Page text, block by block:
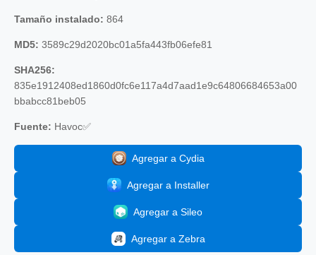
Tamaño instalado: 864
MD5: 3589c29d2020bc01a5fa443fb06efe81
SHA256:
835e1912408ed1860d0fc6e117a4d7aad1e9c64806684653a00
bbabcc81beb05
Fuente: Havoc✅
Agregar a Cydia
Agregar a Installer
Agregar a Sileo
Agregar a Zebra